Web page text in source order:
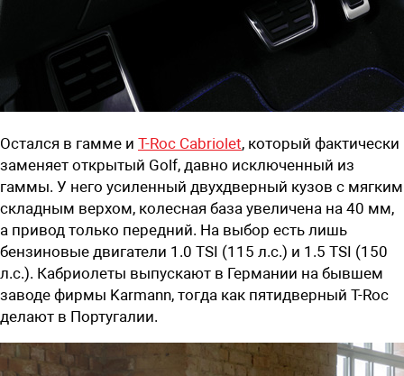
Остался в гамме и T-Roc Cabriolet, который фактически
заменяет открытый Golf, давно исключенный из
гаммы. У него усиленный двухдверный кузов с мягким
складным верхом, колесная база увеличена на 40 мм,
а привод только передний. На выбор есть лишь
бензиновые двигатели 1.0 TSI (115 л.с.) и 1.5 TSI (150
л.с.). Кабриолеты выпускают в Германии на бывшем
заводе фирмы Karmann, тогда как пятидверный T-Roc
делают в Португалии.